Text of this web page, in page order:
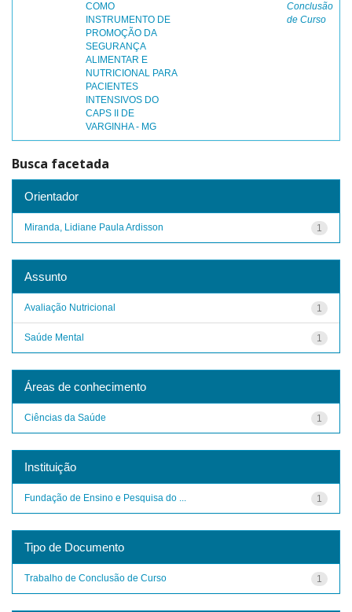
COMO
INSTRUMENTO DE
PROMOÇÃO DA
SEGURANÇA
ALIMENTAR E
NUTRICIONAL PARA
PACIENTES
INTENSIVOS DO
CAPS II DE
VARGINHA - MG
Conclusão
de Curso
Busca facetada
Orientador
1
Miranda, Lidiane Paula Ardisson
Assunto
1
Avaliação Nutricional
1
Saúde Mental
Áreas de conhecimento
1
Ciências da Saúde
Instituição
1
Fundação de Ensino e Pesquisa do ...
Tipo de Documento
1
Trabalho de Conclusão de Curso